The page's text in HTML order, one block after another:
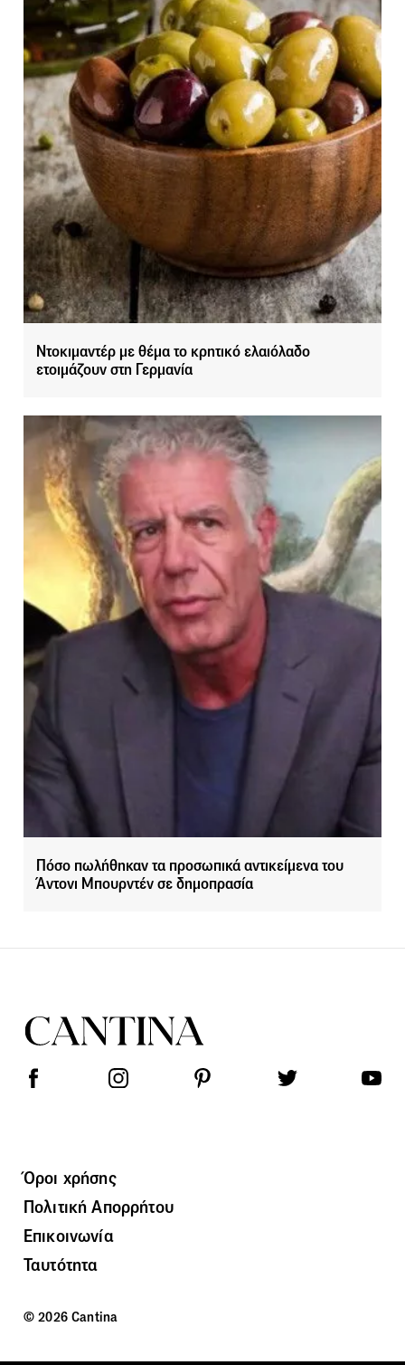
Ντοκιμαντέρ με θέμα το κρητικό ελαιόλαδο
ετοιμάζουν στη Γερμανία
Πόσο πωλήθηκαν τα προσωπικά αντικείμενα του
Άντονι Μπουρντέν σε δημοπρασία
Όροι χρήσης
Πολιτική Απορρήτου
Επικοινωνία
Ταυτότητα
© 2026 Cantina